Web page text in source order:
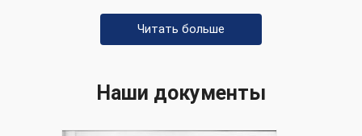
Читать больше
Наши документы